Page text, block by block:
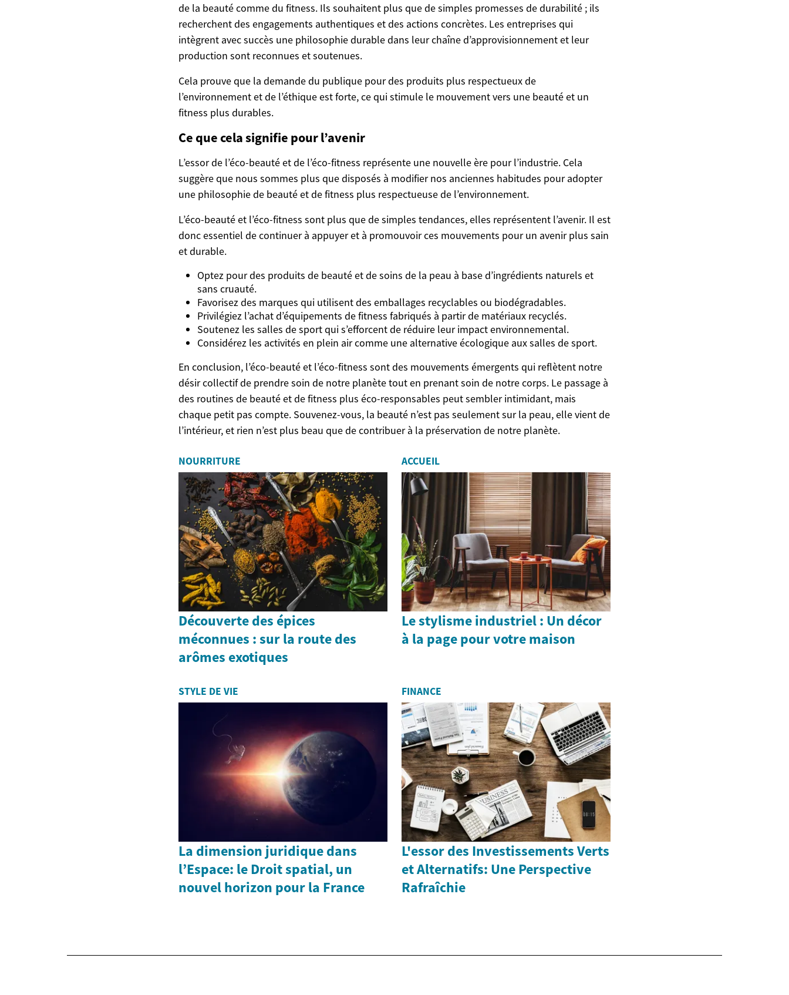
de la beauté comme du fitness. Ils souhaitent plus que de simples promesses de durabilité ; ils
recherchent des engagements authentiques et des actions concrètes. Les entreprises qui
intègrent avec succès une philosophie durable dans leur chaîne d’approvisionnement et leur
production sont reconnues et soutenues.
Cela prouve que la demande du publique pour des produits plus respectueux de
l’environnement et de l’éthique est forte, ce qui stimule le mouvement vers une beauté et un
fitness plus durables.
Ce que cela signifie pour l’avenir
L’essor de l’éco-beauté et de l’éco-fitness représente une nouvelle ère pour l’industrie. Cela
suggère que nous sommes plus que disposés à modifier nos anciennes habitudes pour adopter
une philosophie de beauté et de fitness plus respectueuse de l’environnement.
L’éco-beauté et l’éco-fitness sont plus que de simples tendances, elles représentent l’avenir. Il est
donc essentiel de continuer à appuyer et à promouvoir ces mouvements pour un avenir plus sain
et durable.
Optez pour des produits de beauté et de soins de la peau à base d’ingrédients naturels et
sans cruauté.
Favorisez des marques qui utilisent des emballages recyclables ou biodégradables.
Privilégiez l’achat d’équipements de fitness fabriqués à partir de matériaux recyclés.
Soutenez les salles de sport qui s’efforcent de réduire leur impact environnemental.
Considérez les activités en plein air comme une alternative écologique aux salles de sport.
En conclusion, l’éco-beauté et l’éco-fitness sont des mouvements émergents qui reflètent notre
désir collectif de prendre soin de notre planète tout en prenant soin de notre corps. Le passage à
des routines de beauté et de fitness plus éco-responsables peut sembler intimidant, mais
chaque petit pas compte. Souvenez-vous, la beauté n’est pas seulement sur la peau, elle vient de
l’intérieur, et rien n’est plus beau que de contribuer à la préservation de notre planète.
NOURRITURE
Découverte des épices
méconnues : sur la route des
arômes exotiques
ACCUEIL
Le stylisme industriel : Un décor
à la page pour votre maison
STYLE DE VIE
La dimension juridique dans
l’Espace: le Droit spatial, un
nouvel horizon pour la France
FINANCE
L'essor des Investissements Verts
et Alternatifs: Une Perspective
Rafraîchie